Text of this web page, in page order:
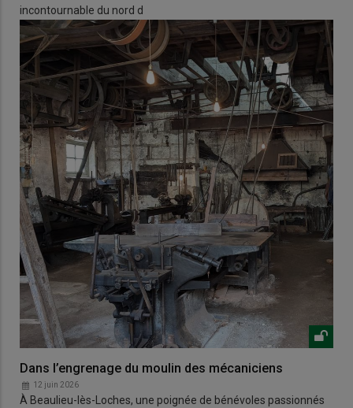
incontournable du nord d
Dans l’engrenage du moulin des mécaniciens
12 juin 2026
À Beaulieu-lès-Loches, une poignée de bénévoles passionnés